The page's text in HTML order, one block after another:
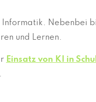
Informatik. Nebenbei
und Lernen.
Einsatz von KI in